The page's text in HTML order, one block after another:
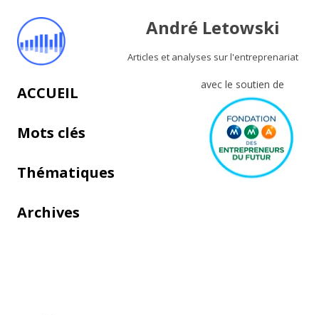
André Letowski
Articles et analyses sur l'entreprenariat
avec le soutien de
Aller au contenu principal
ACCUEIL
Mots clés
Thématiques
Archives